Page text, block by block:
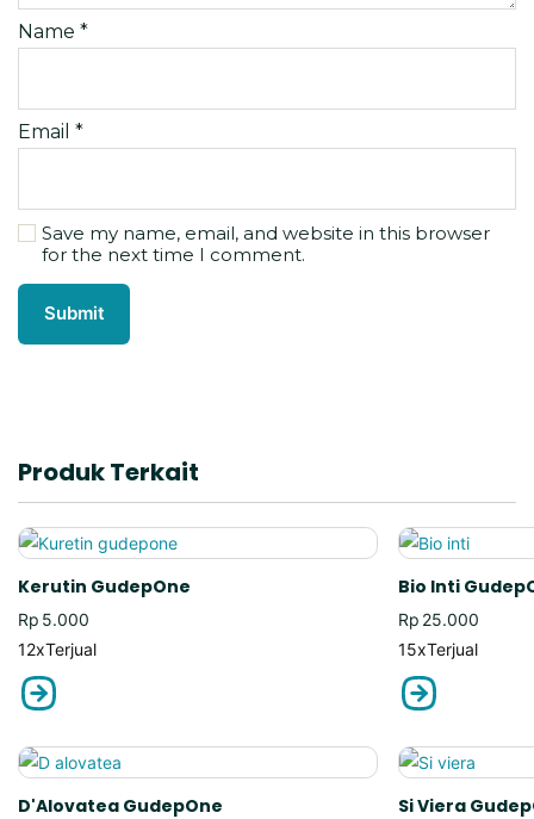
Name *
Email *
Save my name, email, and website in this browser
for the next time I comment.
Produk Terkait
Kerutin GudepOne
Rp 5.000
12xTerjual
Bio Inti
Rp 25.000
15xTerjual
D'Alovatea GudepOne Si Viera